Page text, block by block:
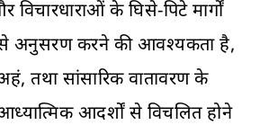
विचारधाराओं के घिसे-पिटे मार्गों
अनुसरण करने की आवश्यकता है,
तथा सांसारिक वातावरण के
आदर्शों से विचलित होने